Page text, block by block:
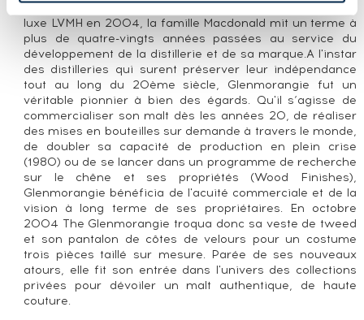
Glenmorangie PLC) au leader mondial des marques de
luxe LVMH en 2004, la famille Macdonald mit un terme à
plus de quatre-vingts années passées au service du
développement de la distillerie et de sa marque.A l'instar
des distilleries qui surent préserver leur indépendance
tout au long du 20ème siècle, Glenmorangie fut un
véritable pionnier à bien des égards. Qu'il s‘agisse de
commercialiser son malt dès les années 20, de réaliser
des mises en bouteilles sur demande à travers le monde,
de doubler sa capacité de production en plein crise
(1980) ou de se lancer dans un programme de recherche
sur le chêne et ses propriétés (Wood Finishes),
Glenmorangie bénéficia de l'acuité commerciale et de la
vision à long terme de ses propriétaires. En octobre
2004 The Glenmorangie troqua donc sa veste de tweed
et son pantalon de côtes de velours pour un costume
trois pièces taillé sur mesure. Parée de ses nouveaux
atours, elle fit son entrée dans l'univers des collections
privées pour dévoiler un malt authentique, de haute
couture.